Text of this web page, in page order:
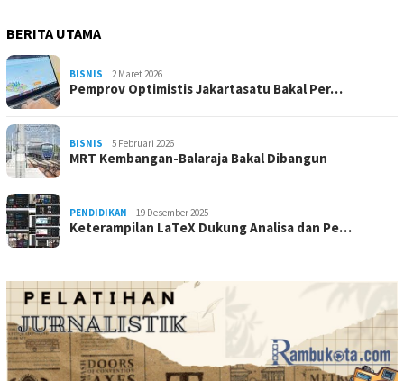
BERITA UTAMA
BISNIS 2 Maret 2026
Pemprov Optimistis Jakartasatu Bakal Per…
BISNIS 5 Februari 2026
MRT Kembangan-Balaraja Bakal Dibangun
PENDIDIKAN 19 Desember 2025
Keterampilan LaTeX Dukung Analisa dan Pe…